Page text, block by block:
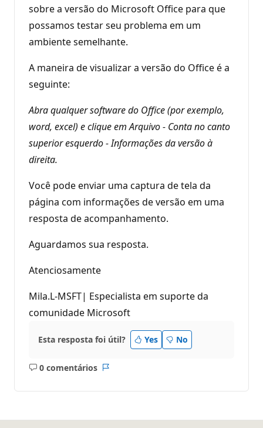
sobre a versão do Microsoft Office para que
possamos testar seu problema em um
ambiente semelhante.
A maneira de visualizar a versão do Office é a
seguinte:
Abra qualquer software do Office (por exemplo,
word, excel) e clique em Arquivo - Conta no canto
superior esquerdo - Informações da versão à
direita.
Você pode enviar uma captura de tela da
página com informações de versão em uma
resposta de acompanhamento.
Aguardamos sua resposta.
Atenciosamente
Mila.L-MSFT| Especialista em suporte da
comunidade Microsoft
Esta resposta foi útil? Yes No
0 comentários
Sem